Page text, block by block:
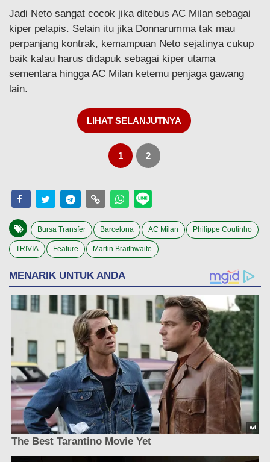
Jadi Neto sangat cocok jika ditebus AC Milan sebagai
kiper pelapis. Selain itu jika Donnarumma tak mau
perpanjang kontrak, kemampuan Neto sejatinya cukup
baik kalau harus didapuk sebagai kiper utama
sementara hingga AC Milan ketemu penjaga gawang
lain.
LIHAT SELANJUTNYA
1 2
Bursa Transfer Barcelona AC Milan Philippe Coutinho
TRIVIA Feature Martin Braithwaite